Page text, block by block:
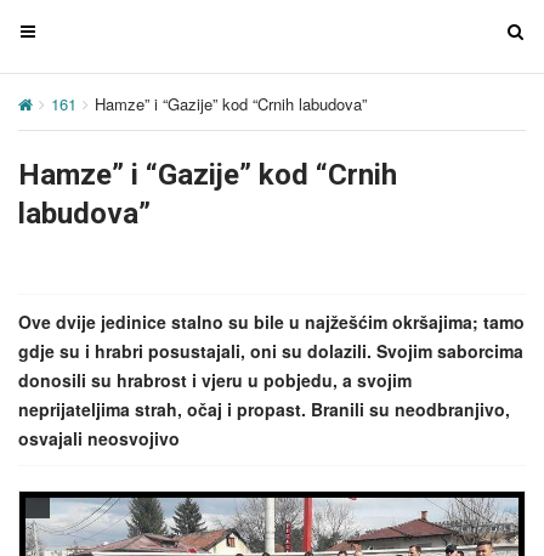
T
g
e
n
g
a
t
i
o
T
g
a
i
161 Hamze” i “Gazije” kod “Crnih labudova”
Hamze” i “Gazije” kod “Crnih
labudova”
Ove dvije jedinice stalno su bile u najžešćim okršajima; tamo
gdje su i hrabri posustajali, oni su dolazili. Svojim saborcima
donosili su hrabrost i vjeru u pobjedu, a svojim
neprijateljima strah, očaj i propast. Branili su neodbranjivo,
osvajali neosvojivo